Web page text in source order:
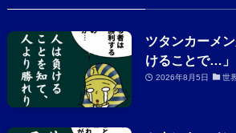
ツタンカーメ
けることで…」
2026年8月5日 世